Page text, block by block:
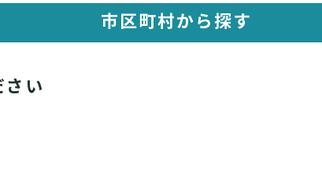
市区町村から探す
い